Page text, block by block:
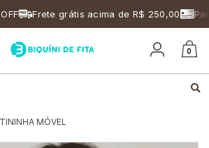
Frete grátis acima de R$ 250,00
0
MÓVEL